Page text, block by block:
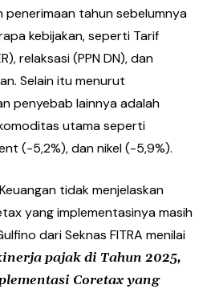
penerimaan tahun sebelumnya
kebijakan, seperti Tarif
relaksasi (PPN DN), dan
Selain itu menurut
penyebab lainnya adalah
utama seperti
(-5,2%), dan nikel (-5,9%).
tidak menjelaskan
yang implementasinya masih
dari Seknas FITRA menilai
pajak di Tahun 2025,
Coretax yang